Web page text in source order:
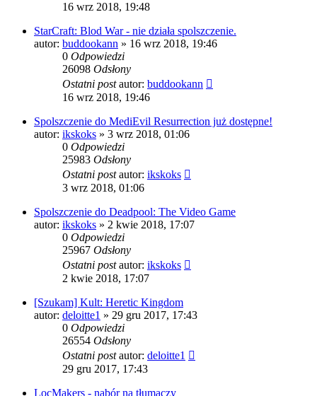
16 wrz 2018, 19:48
StarCraft: Blod War - nie działa spolszczenie.
autor: buddookann » 16 wrz 2018, 19:46
0 Odpowiedzi
26098 Odsłony
Ostatni postautor: buddookann
16 wrz 2018, 19:46
Spolszczenie do MediEvil Resurrection już dostępne!
autor: ikskoks » 3 wrz 2018, 01:06
0 Odpowiedzi
25983 Odsłony
Ostatni postautor: ikskoks
3 wrz 2018, 01:06
Spolszczenie do Deadpool: The Video Game
autor: ikskoks » 2 kwie 2018, 17:07
0 Odpowiedzi
25967 Odsłony
Ostatni postautor: ikskoks
2 kwie 2018, 17:07
[Szukam] Kult: Heretic Kingdom
autor: deloitte1 » 29 gru 2017, 17:43
0 Odpowiedzi
26554 Odsłony
Ostatni postautor: deloitte1
29 gru 2017, 17:43
LocMakers - nabór na tłumaczy